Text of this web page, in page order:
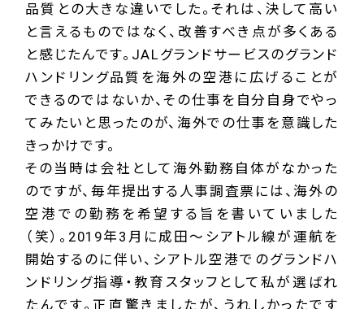
品質との大きな違いでした。それは、決して高い
と言えるものではなく、改善すべき点が多くある
と感じたんです。JALグランドサービスのグランド
ハンドリング品質を海外の空港に広げることが
できるのではないか、その仕事を自分自身でやっ
てみたいと思ったのが、海外での仕事を意識した
きっかけです。
その当時は会社として海外勤務自体がなかった
のですが、毎年提出する人事調査票には、海外の
空港での勤務を希望する旨を書いていました
（笑）。2019年3月に成田～シアトル線が運航を
開始するのに伴い、シアトル空港でのグランドハ
ンドリング指導・教育スタッフとして私が選ばれ
たんです。正直驚きましたが、うれしかったです